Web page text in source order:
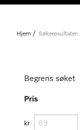
Hjem Søkeresultater:
Begrens søket
Pris
kr